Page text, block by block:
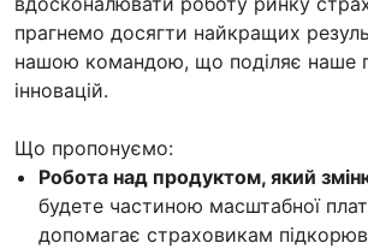
прагнемо досягти найкращих
нашою командою, що поділяє наше
інновацій.
Що пропонуємо:
Робота над продуктом, який
будете частиною масштабної
допомагає страховикам